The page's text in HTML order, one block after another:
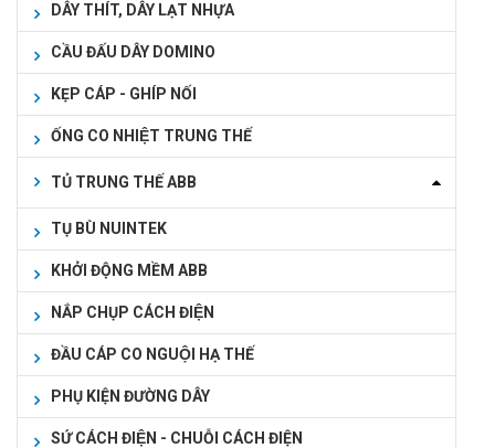
DÂY THÍT, DÂY LẠT NHỰA
CẦU ĐẤU DÂY DOMINO
KẸP CÁP - GHÍP NỐI
ỐNG CO NHIỆT TRUNG THẾ
TỦ TRUNG THẾ ABB
TỤ BÙ NUINTEK
KHỞI ĐỘNG MỀM ABB
NẮP CHỤP CÁCH ĐIỆN
ĐẦU CÁP CO NGUỘI HẠ THẾ
PHỤ KIỆN ĐƯỜNG DÂY
SỨ CÁCH ĐIỆN - CHUỖI CÁCH ĐIỆN